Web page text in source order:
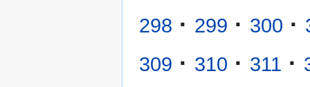
298 · 299 · 300 ·
309 · 310 · 311 ·